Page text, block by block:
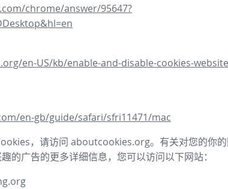
chrome/answer/95647?
en-US/kb/enable-and-disable-cookies-
en-gb/guide/safari/sfri11471/mac
，请访问 aboutcookies.org。有关对您的你
的广告的更多详细信息，您可以访问以下网站：